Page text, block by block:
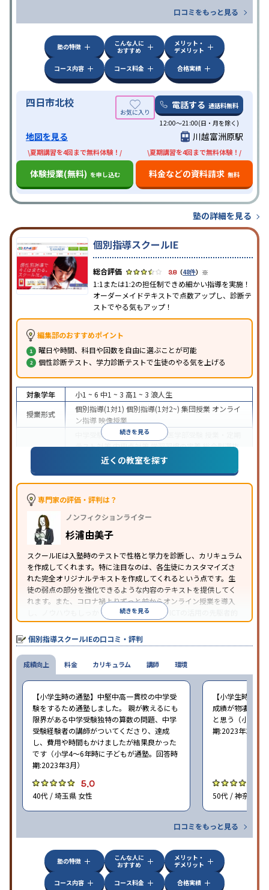
口コミをもっと見る
塾の特徴
こんな人に
おすすめ
メリット・
デメリット
コース内容
コース料金 合格実績
四日市北校 電話する 通話料無料
12:00～21:00(日・月を除く)
地図を見る 川越富洲原駅
\夏期講習を4回まで無料体験！/
体験授業(無料) を申し込む
\夏期講習を4回まで無料体験！/
料金などの資料請求 無料
塾の詳細を見る
個別指導スクールIE
3.8（48件） ※
1:1または1:2の担任制できめ細かい指導を実施！
オーダーメイドテキストで点数アップし、診断テ
ストでやる気もアップ！
編集部のおすすめポイント
曜日や時間、科目や回数を自由に選ぶことが可能
個性診断テスト、学力診断テストで生徒のやる気を上げる
続きを見る
対象学年 小1 ~ 6 中1 ~ 3 高1 ~ 3 浪人生
授業形式
個別指導(1対1) 個別指導(1対2~) 集団授業 オンライ
ン指導 映像授業
中学受験 高校受験大学受験 医学部受験
テスト対策内申点対策学習習慣の定着総合型選抜
(旧AO)対策推薦入試対策学校別特化対策
漢検(漢字検定)対策数学特化対策その他科目別特化
中高一貫校生に対応
可能季節講習のみの受講可
※2023年3月調査。小学校高学年の個別指導塾アンケート調査方法
近くの教室を探す
専門家の評価・評判は？
ノンフィクションライター
杉浦由美子
スクールIEは入塾時のテストで性格と学力を診断し、カリキュラム
を作成してくれます。特に注目なのは、各生徒にカスタマイズさ
れた完全オリジナルテキストを作成してくれるという点です。生
徒の弱点の部分を強化できるような内容のテキストを提供してく
れます。また、コロナ禍よりずっと前からオンライン授業を導入
し、ノウハウもしっかりとしています。AIやICTの活用の先駆者的
な個別指導塾です。
続きを見る
個別指導スクールIEの口コミ・評判
成績向上
【小学生時の通塾】中堅中高一貫校の中学受
験をするため通塾しました。 親が教えるにも
限界がある中学受験独特の算数の問題、中学
受験経験者の講師がついてくださり、達成
し、費用や時間もかけましたが結果良かった
です（小学4〜6年時に子どもが通塾。回答時
期:2023年3月）
5.0
40代 / 埼玉県 女性
【小学生時の通
成績が物凄く悪
と思う（小学6
期:2023年3月）
50代 / 神奈川県
口コミをもっと見る
料金 カリキュラム 講師 環境
塾の特徴
こんな人に
おすすめ
メリット・
デメリット
コース内容
コース料金 合格実績